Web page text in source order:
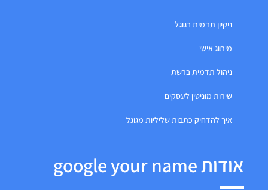
ניקיון תדמית בגוגל
מיתוג אישי
ניהול תדמית ברשת
שירות מוניטין לעסקים
איך להדחיק כתבות שליליות מגוגל
אודות google your name